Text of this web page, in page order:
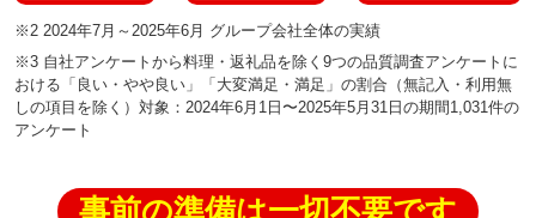
※2 2024年7月～2025年6月 グループ会社全体の実績
※3 自社アンケートから料理・返礼品を除く9つの品質調査アンケートに
おける「良い・やや良い」「大変満足・満足」の割合（無記入・利用無
しの項目を除く）対象：2024年6月1日〜2025年5月31日の期間1,031件の
アンケート
事前の準備は一切不要です